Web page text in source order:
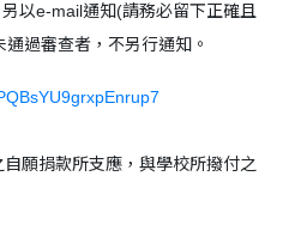
以e-mail通知(請務必留下正確且
過審查者，不另行通知。
願捐款所支應，與學校所撥付之